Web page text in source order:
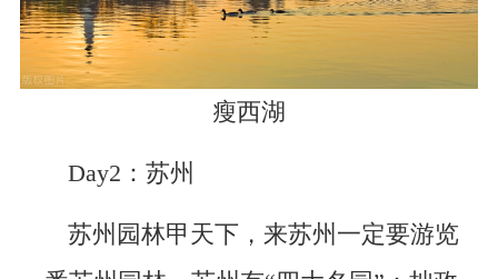
瘦西湖
Day2：苏州
苏州园林甲天下，来苏州一定要游览